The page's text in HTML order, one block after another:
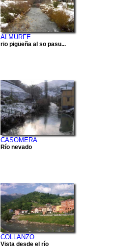
ALMURFE
rio pigüeña al so pasu...
CASOMERA
Río nevado
COLLANZO
Vista desde el río